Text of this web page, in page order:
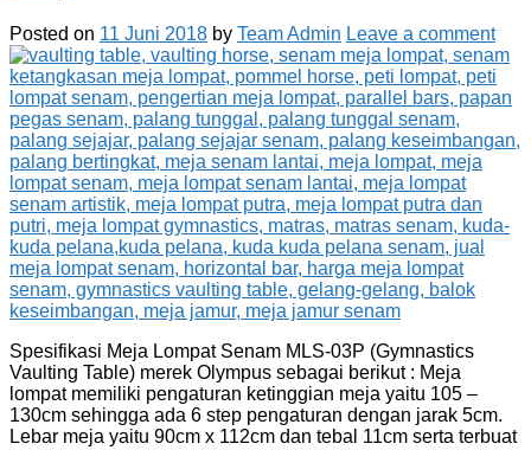
Posted on 11 Juni 2018 by Team Admin Leave a comment
Spesifikasi Meja Lompat Senam MLS-03P (Gymnastics
Vaulting Table) merek Olympus sebagai berikut : Meja
lompat memiliki pengaturan ketinggian meja yaitu 105 –
130cm sehingga ada 6 step pengaturan dengan jarak 5cm.
Lebar meja yaitu 90cm x 112cm dan tebal 11cm serta terbuat